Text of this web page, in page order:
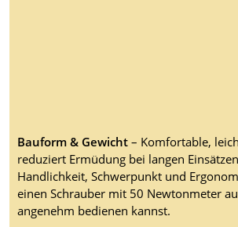
Bauform & Gewicht– Komfortable,
reduziert Ermüdung bei langen
Handlichkeit, Schwerpunkt und
einen Schrauber mit 50 Newtonmeter
angenehm bedienen kannst.